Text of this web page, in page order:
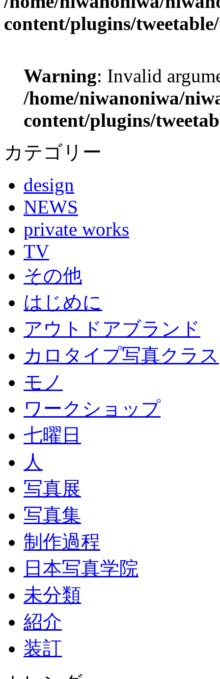
content/plugins/
Warning: Invalid
/home/niwanoniwa/
content/plugins/
カテゴリー
design
NEWS
private works
TV
その他
はじめに
アウトドアブランド
カロタイプ写真クラス
モノ
ワークショップ
七曜日
人
写真展
写真集
制作過程
日本写真学院
未分類
紹介
装訂